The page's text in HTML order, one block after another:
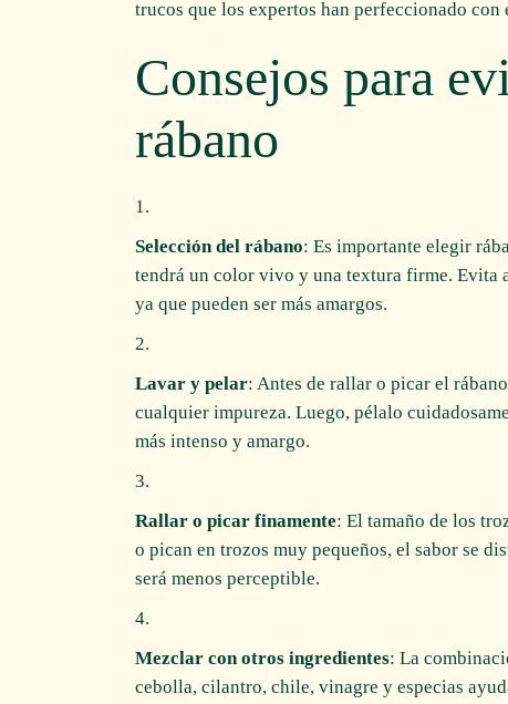
trucos que los expertos han perfeccionado con
Consejos para
rábano
Selección del rábano: Es importante elegir
tendrá un color vivo y una textura firme. Evita
ya que pueden ser más amargos.
Lavar y pelar: Antes de rallar o picar el
cualquier impureza. Luego, pélalo
más intenso y amargo.
Rallar o picar finamente: El tamaño de los
o pican en trozos muy pequeños, el sabor se
será menos perceptible.
Mezclar con otros ingredientes: La
cebolla, cilantro, chile, vinagre y especias